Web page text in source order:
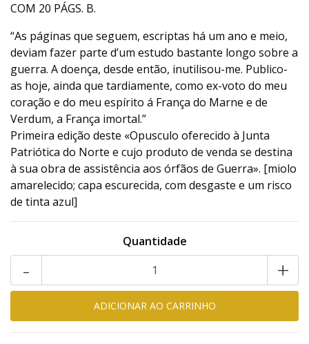
COM 20 PÁGS. B.
“As páginas que seguem, escriptas há um ano e meio,
deviam fazer parte d’um estudo bastante longo sobre a
guerra. A doença, desde então, inutilisou-me. Publico-
as hoje, ainda que tardiamente, como ex-voto do meu
coração e do meu espírito á França do Marne e de
Verdum, a França imortal.”
Primeira edição deste «Opusculo oferecido à Junta
Patriótica do Norte e cujo produto de venda se destina
à sua obra de assistência aos órfãos de Guerra». [miolo
amarelecido; capa escurecida, com desgaste e um risco
de tinta azul]
Quantidade
+
-